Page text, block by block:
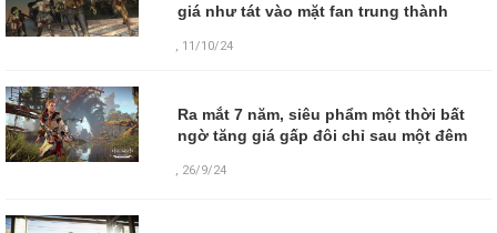
giá như tát vào mặt fan trung thành
, 11/10/24
Ra mắt 7 năm, siêu phẩm một thời bất
ngờ tăng giá gấp đôi chỉ sau một đêm
, 26/9/24